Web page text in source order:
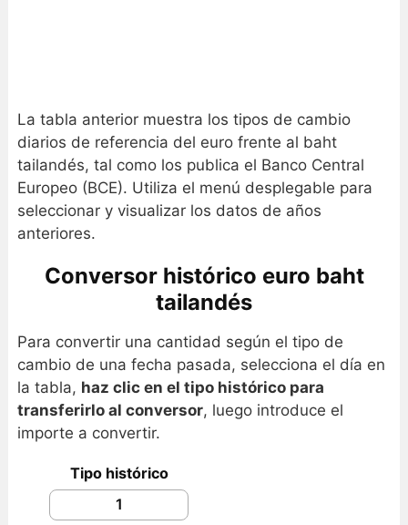
La tabla anterior muestra los tipos de cambio
diarios de referencia del euro frente al baht
tailandés, tal como los publica el Banco Central
Europeo (BCE). Utiliza el menú desplegable para
seleccionar y visualizar los datos de años
anteriores.
Conversor histórico euro baht
tailandés
Para convertir una cantidad según el tipo de
cambio de una fecha pasada, selecciona el día en
la tabla, haz clic en el tipo histórico para
transferirlo al conversor, luego introduce el
importe a convertir.
Tipo histórico